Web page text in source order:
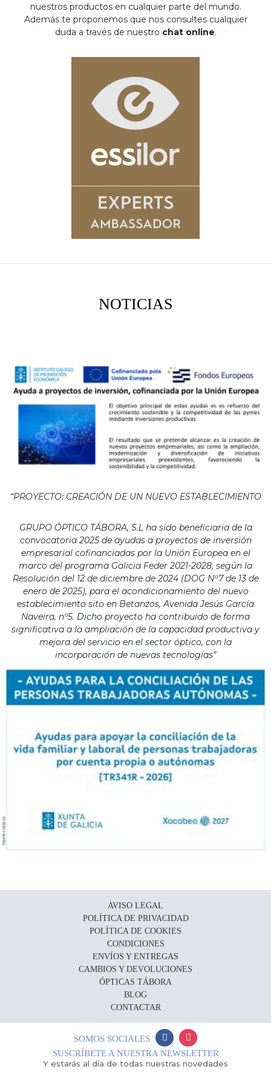
nuestros productos en cualquier parte del mundo.
Además te proponemos que nos consultes cualquier
duda a través de nuestro chat online.
NOTICIAS
“PROYECTO: CREACIÓN DE UN NUEVO ESTABLECIMIENTO
GRUPO ÓPTICO TÁBORA, S.L ha sido beneficiaria de la
convocatoria 2025 de ayudas a proyectos de inversión
empresarial cofinanciadas por la Unión Europea en el
marco del programa Galicia Feder 2021-2028, según la
Resolución del 12 de diciembre de 2024 (DOG Nº7 de 13 de
enero de 2025), para el acondicionamiento del nuevo
establecimiento sito en Betanzos, Avenida Jesús García
Naveira, nº5. Dicho proyecto ha contribuido de forma
significativa a la ampliación de la capacidad productiva y
mejora del servicio en el sector óptico, con la
incorporación de nuevas tecnologías”
AVISO LEGAL
POLÍTICA DE PRIVACIDAD
POLÍTICA DE COOKIES
CONDICIONES
ENVÍOS Y ENTREGAS
CAMBIOS Y DEVOLUCIONES
ÓPTICAS TÁBORA
BLOG
CONTACTAR
SOMOS SOCIALES
SUSCRÍBETE A NUESTRA NEWSLETTER
Y estarás al día de todas nuestras novedades